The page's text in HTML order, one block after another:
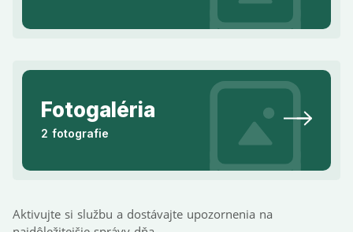
Fotogaléria
2 fotografie
Aktivujte si službu a dostávajte upozornenia na